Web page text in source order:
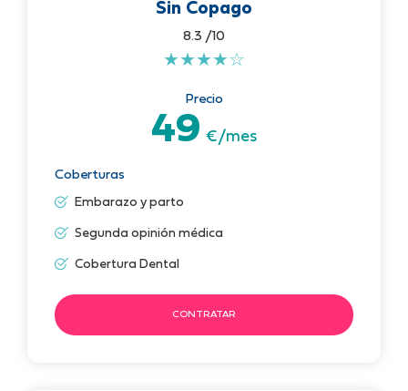
Sin Copago
8.3 /10
★★★★☆
Precio
49 €/mes
Coberturas
Embarazo y parto
Segunda opinión médica
Cobertura Dental
CONTRATAR